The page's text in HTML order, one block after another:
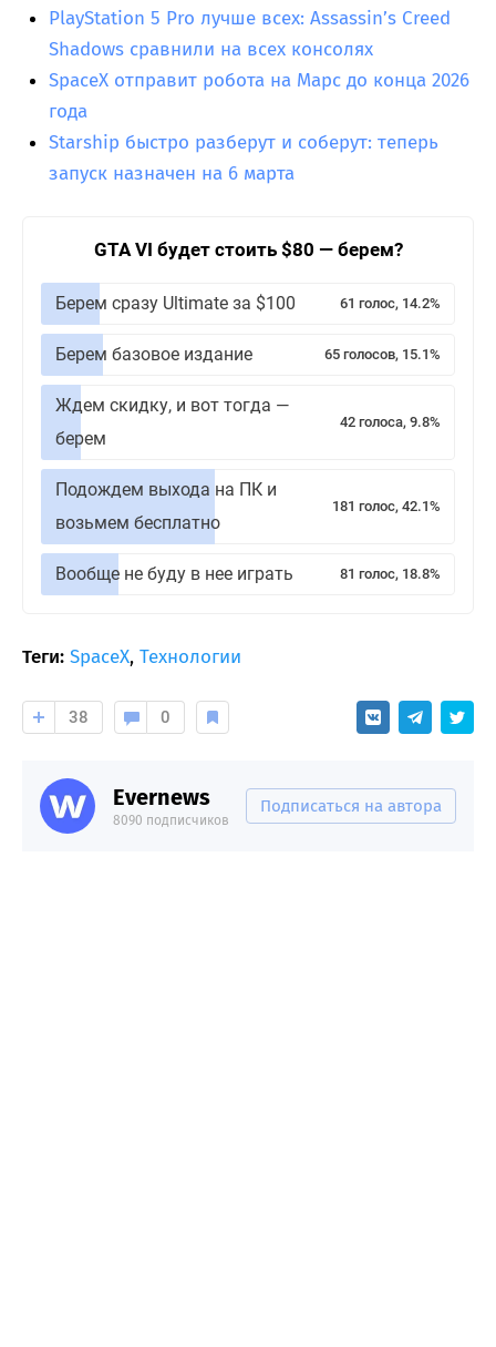
PlayStation 5 Pro лучше всех: Assassin’s Creed
Shadows сравнили на всех консолях
SpaceX отправит робота на Марс до конца 2026
года
Starship быстро разберут и соберут: теперь
запуск назначен на 6 марта
GTA VI будет стоить $80 — берем?
Берем сразу Ultimate за $100 61 голос, 14.2%
Берем базовое издание 65 голосов, 15.1%
Ждем скидку, и вот тогда —
берем
42 голоса, 9.8%
Подождем выхода на ПК и
возьмем бесплатно
181 голос, 42.1%
Вообще не буду в нее играть 81 голос, 18.8%
Теги: SpaceX, Технологии
38 0
Evernews
8090 подписчиков
Подписаться на автора